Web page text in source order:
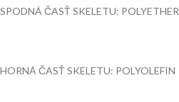
SPODNÁ ČASŤ SKELETU: POLYETHER
HORNÁ ČASŤ SKELETU: POLYOLEFIN